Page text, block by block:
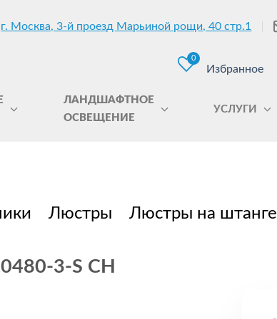
г. Москва, 3-й проезд Марьиной рощи, 40 стр.1
0
Избранное
ЛАНДШАФТНОЕ
ОСВЕЩЕНИЕ
УСЛУГИ
Люстры Люстры на штанге
3-S CH